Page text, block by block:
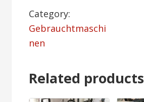
Category:
Gebrauchtmaschi
nen
Related products